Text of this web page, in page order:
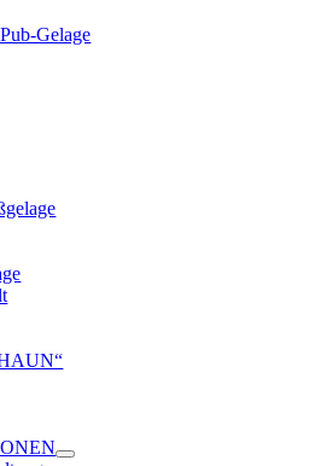
Gelage